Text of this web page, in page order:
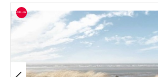
Bildergalerie überspringen